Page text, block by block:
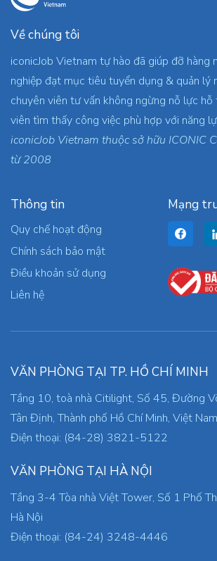
Về chúng tôi
iconicJob Vietnam tự hào đã giúp đỡ hàng
nghiệp đạt mục tiêu tuyển dụng & quản lý
chuyên viên tư vấn không ngừng nỗ lực
viên tìm thấy công việc phù hợp với năng
iconicJob Vietnam thuộc sở hữu ICONIC
từ 2008
Thông tin
Quy chế hoạt động
Chính sách bảo mật
Điều khoản sử dụng
Liên hệ
Mạng
VĂN PHÒNG TẠI TP. HỒ CHÍ MINH
Tầng 10, toà nhà Citilight, Số 45, Đường
Tân Định, Thành phố Hồ Chí Minh, Việt
Điện thoại: (84-28) 3821-5122
VĂN PHÒNG TẠI HÀ NỘI
Tầng 3-4 Tòa nhà Việt Tower, Số 1 Phố
Hà Nội
Điện thoại: (84-24) 3248-4446